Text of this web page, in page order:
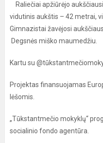
Raliečiai apžiūrėjo
vidutinis aukštis – 42 metrai,
Gimnazistai žavėjosi
Degsnės miško maumedžiu.
Kartu su
Projektas finansuojamas
lėšomis.
„Tūkstantmečio mokyklų“
socialinio fondo agentūra.